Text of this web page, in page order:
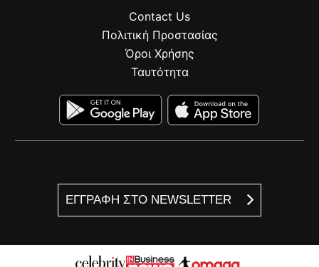
ΕΓΓΡΑΦΗ ΣΤΟ NEWSLETTER
Contact Us
Πολιτική Προστασίας
Όροι Χρήσης
Ταυτότητα